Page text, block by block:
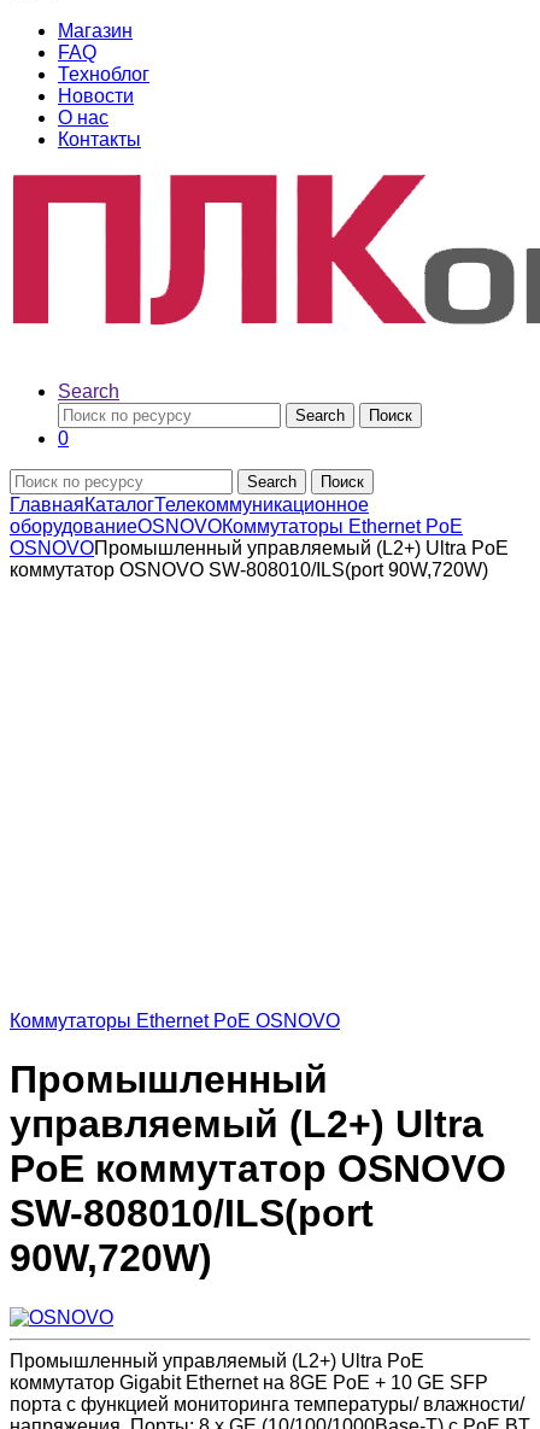
Магазин
FAQ
Техноблог
Новости
О нас
Контакты
Search
Search Поиск
0
Search Поиск
ГлавнаяКаталогТелекоммуникационное
оборудованиеOSNOVOКоммутаторы Ethernet PoE
OSNOVOПромышленный управляемый (L2+) Ultra PoE
коммутатор OSNOVO SW-808010/ILS(port 90W,720W)
Коммутаторы Ethernet PoE OSNOVO
Промышленный
управляемый (L2+) Ultra
PoE коммутатор OSNOVO
SW-808010/ILS(port
90W,720W)
Промышленный управляемый (L2+) Ultra PoE
коммутатор Gigabit Ethernet на 8GE PoE + 10 GE SFP
порта с функцией мониторинга температуры/ влажности/